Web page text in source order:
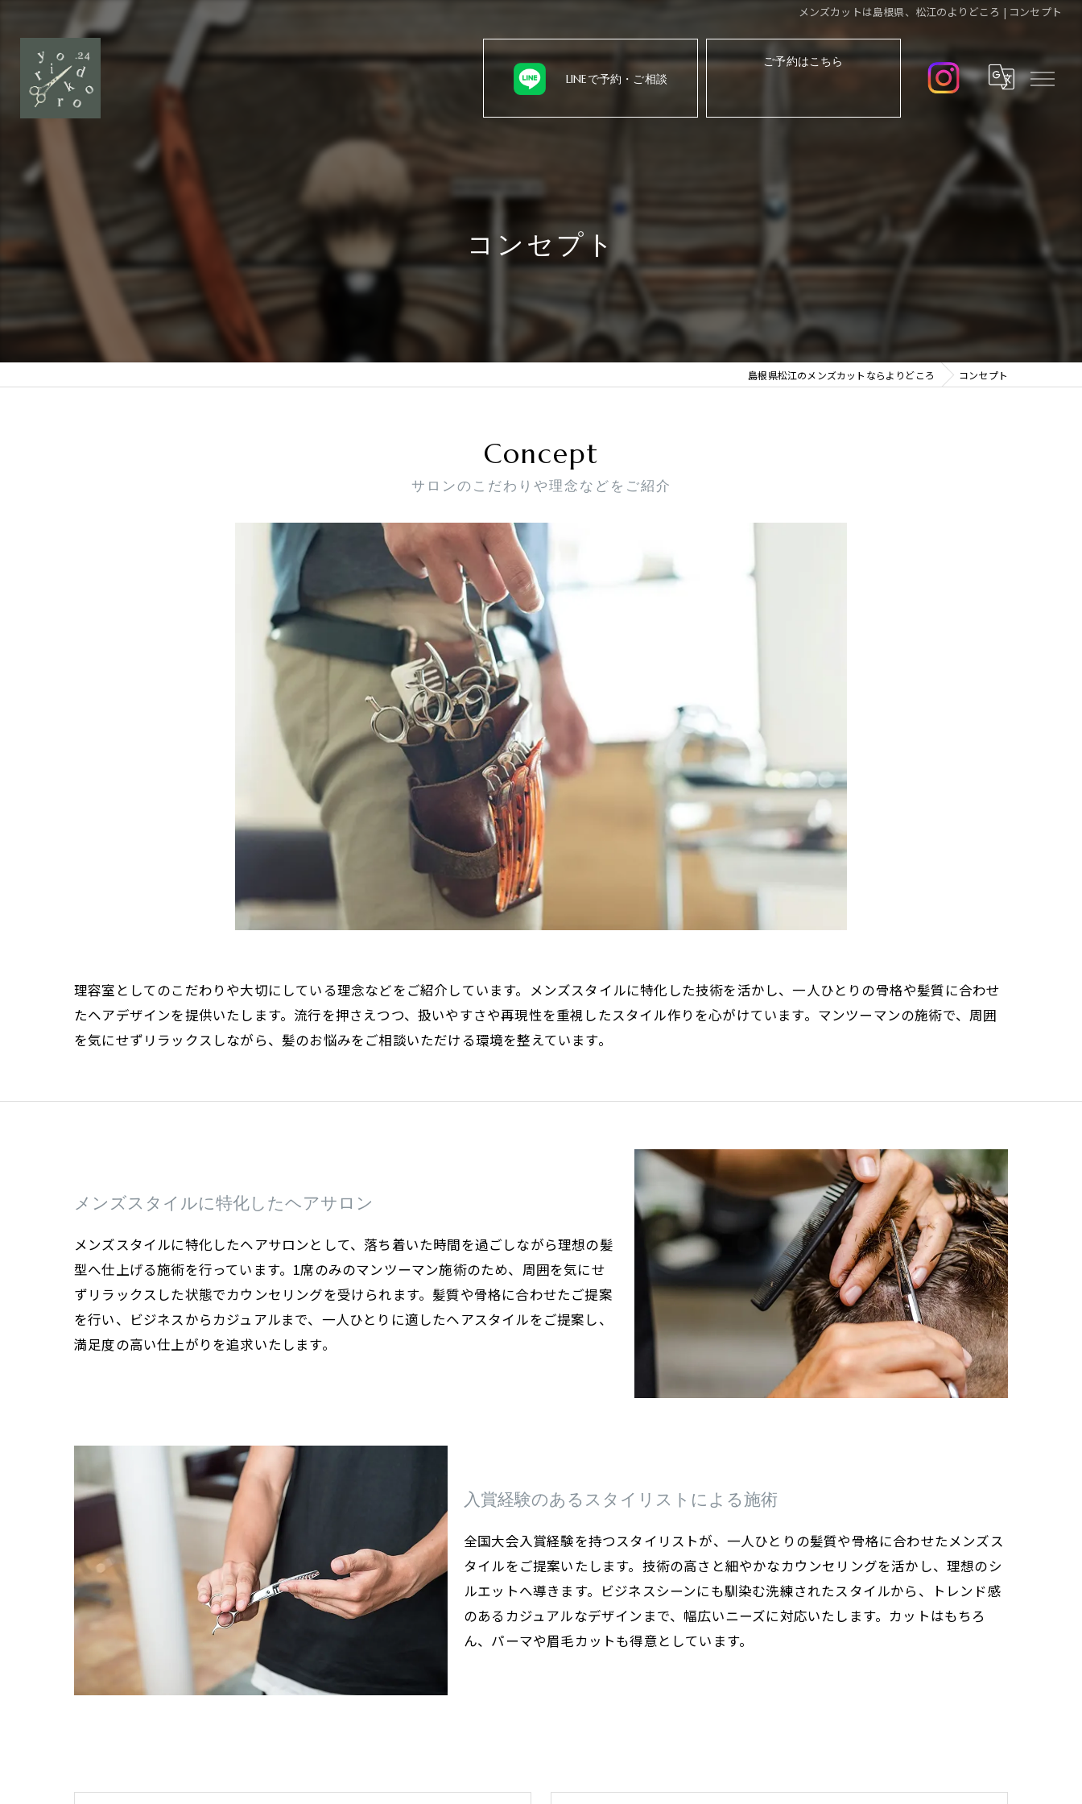
メンズカットは島根県、松江のよりどころ | コンセプト
LINEで予約・ご相談
ご予約はこちら
コンセプト
島根県松江のメンズカットならよりどころ コンセプト
サロンのこだわりや理念などをご紹介
Concept
理容室としてのこだわりや大切にしている理念などをご紹介しています。メンズスタイルに特化した技術を活かし、一人ひとりの骨格や髪質に合わせ
たヘアデザインを提供いたします。流行を押さえつつ、扱いやすさや再現性を重視したスタイル作りを心がけています。マンツーマンの施術で、周囲
を気にせずリラックスしながら、髪のお悩みをご相談いただける環境を整えています。
メンズスタイルに特化したヘアサロン
メンズスタイルに特化したヘアサロンとして、落ち着いた時間を過ごしながら理想の髪
型へ仕上げる施術を行っています。1席のみのマンツーマン施術のため、周囲を気にせ
ずリラックスした状態でカウンセリングを受けられます。髪質や骨格に合わせたご提案
を行い、ビジネスからカジュアルまで、一人ひとりに適したヘアスタイルをご提案し、
満足度の高い仕上がりを追求いたします。
入賞経験のあるスタイリストによる施術
全国大会入賞経験を持つスタイリストが、一人ひとりの髪質や骨格に合わせたメンズス
タイルをご提案いたします。技術の高さと細やかなカウンセリングを活かし、理想のシ
ルエットへ導きます。ビジネスシーンにも馴染む洗練されたスタイルから、トレンド感
のあるカジュアルなデザインまで、幅広いニーズに対応いたします。カットはもちろ
ん、パーマや眉毛カットも得意としています。